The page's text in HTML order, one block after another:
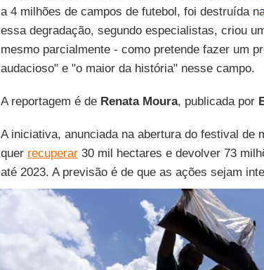
a 4 milhões de campos de futebol, foi destruída
essa degradação, segundo especialistas, criou
mesmo parcialmente - como pretende fazer um
audacioso" e "o maior da história" nesse campo.
A reportagem é de Renata Moura, publicada por
A iniciativa, anunciada na abertura do festival de
quer recuperar30 mil hectares e devolver 73
até 2023. A previsão é de que as ações sejam